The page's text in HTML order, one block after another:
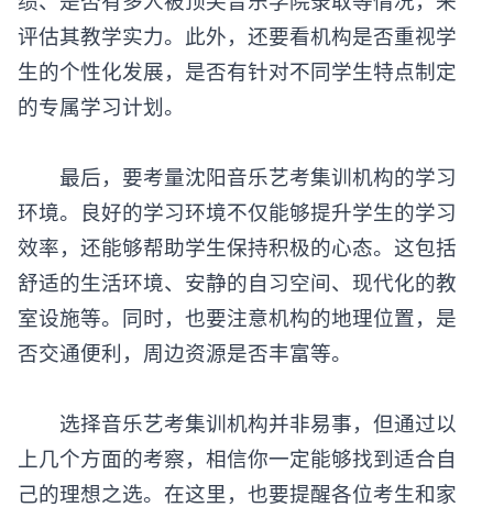
绩、是否有多人被顶尖音乐学院录取等情况，来
评估其教学实力。此外，还要看机构是否重视学
生的个性化发展，是否有针对不同学生特点制定
的专属学习计划。
最后，要考量沈阳音乐艺考集训机构的学习
环境。良好的学习环境不仅能够提升学生的学习
效率，还能够帮助学生保持积极的心态。这包括
舒适的生活环境、安静的自习空间、现代化的教
室设施等。同时，也要注意机构的地理位置，是
否交通便利，周边资源是否丰富等。
选择音乐艺考集训机构并非易事，但通过以
上几个方面的考察，相信你一定能够找到适合自